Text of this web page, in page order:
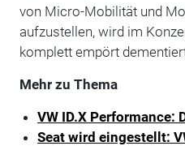
von Micro-Mobilität und
aufzustellen, wird im
komplett empört
Mehr zu Thema
VW ID.X Performance:
Seat wird eingestellt: